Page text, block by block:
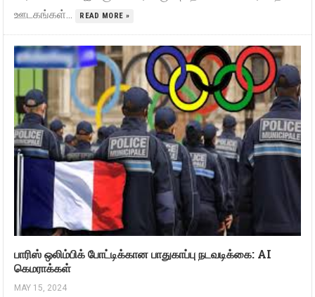
ஊடகங்கள்...
READ MORE »
பாரிஸ் ஒலிம்பிக் போட்டிக்கான பாதுகாப்பு நடவடிக்கை: AI
கெமராக்கள்
MAY 15, 2024